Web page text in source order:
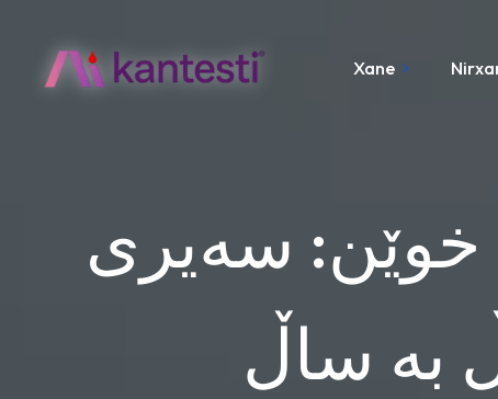
Xane
خوێن: سەیری
بە ساڵ